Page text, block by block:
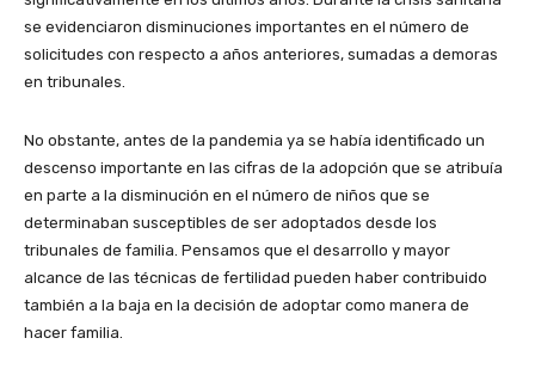
se evidenciaron disminuciones importantes en el número de
solicitudes con respecto a años anteriores, sumadas a demoras
en tribunales.
No obstante, antes de la pandemia ya se había identificado un
descenso importante en las cifras de la adopción que se atribuía
en parte a la disminución en el número de niños que se
determinaban susceptibles de ser adoptados desde los
tribunales de familia. Pensamos que el desarrollo y mayor
alcance de las técnicas de fertilidad pueden haber contribuido
también a la baja en la decisión de adoptar como manera de
hacer familia.